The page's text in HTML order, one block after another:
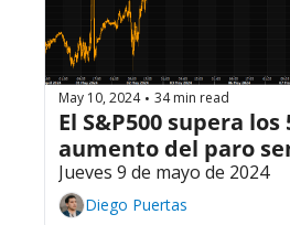
May 10, 2024 • 34 min read
El S&P500 supera
aumento del paro
Jueves 9 de mayo de 2024
Diego Puertas